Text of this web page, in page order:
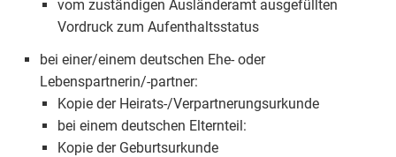
vom zuständigen Ausländeramt ausgefüllten
Vordruck zum Aufenthaltsstatus
bei einer/einem deutschen Ehe- oder
Lebenspartnerin/-partner:
Kopie der Heirats-/Verpartnerungsurkunde
bei einem deutschen Elternteil:
Kopie der Geburtsurkunde